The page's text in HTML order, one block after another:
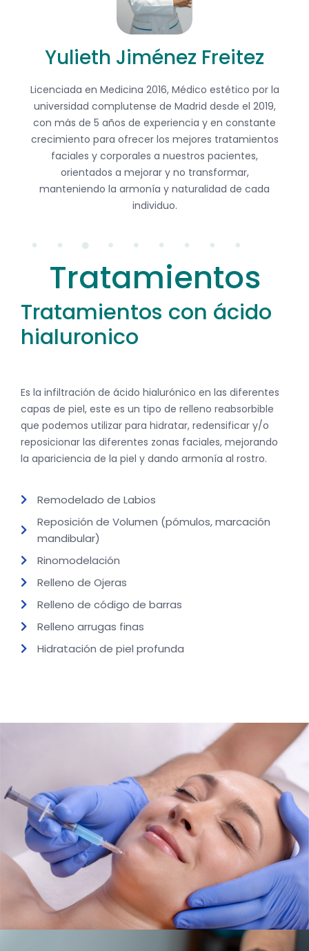
Yulieth Jiménez Freitez
Licenciada en Medicina 2016, Médico estético por la
universidad complutense de Madrid desde el 2019,
con más de 5 años de experiencia y en constante
crecimiento para ofrecer los mejores tratamientos
faciales y corporales a nuestros pacientes,
orientados a mejorar y no transformar,
manteniendo la armonía y naturalidad de cada
individuo.​
Tratamientos
Tratamientos con ácido
hialuronico
Es la infiltración de ácido hialurónico en las diferentes
capas de piel, este es un tipo de relleno reabsorbible
que podemos utilizar para hidratar, redensificar y/o
reposicionar las diferentes zonas faciales, mejorando
la apariciencia de la piel y dando armonía al rostro.
Remodelado de Labios
Reposición de Volumen (pómulos, marcación
mandibular)
Rinomodelación
Relleno de Ojeras
Relleno de código de barras
Relleno arrugas finas
Hidratación de piel profunda